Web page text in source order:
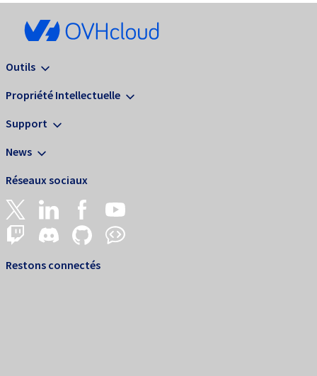
Outils
Propriété Intellectuelle
Support
News
Réseaux sociaux
Restons connectés